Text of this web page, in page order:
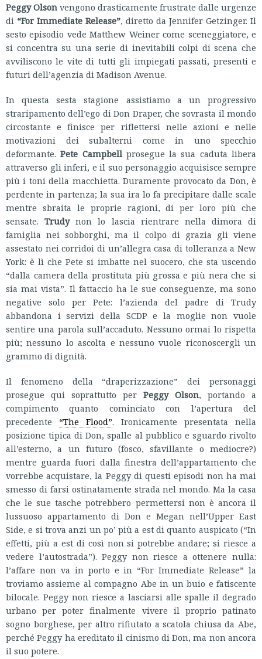
Peggy Olson vengono drasticamente frustrate dalle urgenze
di “For Immediate Release”, diretto da Jennifer Getzinger. Il
sesto episodio vede Matthew Weiner come sceneggiatore, e
si concentra su una serie di inevitabili colpi di scena che
avviliscono le vite di tutti gli impiegati passati, presenti e
futuri dell’agenzia di Madison Avenue.
In questa sesta stagione assistiamo a un progressivo
straripamento dell’ego di Don Draper, che sovrasta il mondo
circostante e finisce per riflettersi nelle azioni e nelle
motivazioni dei subalterni come in uno specchio
deformante.Pete Campbellprosegue la sua caduta libera
attraverso gli inferi, e il suo personaggio acquisisce sempre
più i toni della macchietta. Duramente provocato da Don, è
perdente in partenza; la sua ira lo fa precipitare dalle scale
mentre sbraita le proprie ragioni, di per loro più che
sensate.Trudynon lo lascia rientrare nella dimora di
famiglia nei sobborghi, ma il colpo di grazia gli viene
assestato nei corridoi di un’allegra casa di tolleranza a New
York: è lì che Pete si imbatte nel suocero, che sta uscendo
“dalla camera della prostituta più grossa e più nera che si
sia mai vista”. Il fattaccio ha le sue conseguenze, ma sono
negative solo per Pete: l’azienda del padre di Trudy
abbandona i servizi della SCDP e la moglie non vuole
sentire una parola sull’accaduto. Nessuno ormai lo rispetta
più; nessuno lo ascolta e nessuno vuole riconoscergli un
grammo di dignità.
Il fenomeno della “draperizzazione” dei personaggi
prosegue qui soprattutto per Peggy Olson, portando a
compimento quanto cominciato con l’apertura del
precedente “The Flood”. Ironicamente presentata nella
posizione tipica di Don, spalle al pubblico e sguardo rivolto
all’esterno, a un futuro (fosco, sfavillante o mediocre?)
mentre guarda fuori dalla finestra dell’appartamento che
vorrebbe acquistare, la Peggy di questi episodi non ha mai
smesso di farsi ostinatamente strada nel mondo. Ma la casa
che le sue tasche potrebbero permettersi non è ancora il
lussuoso appartamento di Don e Megan nell’Upper East
Side, e si trova anzi un po’ più a est di quanto auspicato (“In
effetti, più a est di così non si potrebbe andare; si riesce a
vedere l’autostrada”). Peggy non riesce a ottenere nulla:
l’affare non va in porto e in “For Immediate Release” la
troviamo assieme al compagno Abe in un buio e fatiscente
bilocale. Peggy non riesce a lasciarsi alle spalle il degrado
urbano per poter finalmente vivere il proprio patinato
sogno borghese, per altro rifiutato a scatola chiusa da Abe,
perché Peggy ha ereditato il cinismo di Don, ma non ancora
il suo potere.